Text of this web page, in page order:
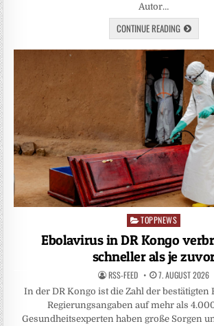
Autor…
CONTINUE READING
Posted
in
TOPPNEWS
Ebolavirus in DR Kongo
schneller als je
RSS-FEED 7. AUGUST 2026
In der DR Kongo ist die Zahl der bestätigten
Regierungsangaben auf mehr als
Gesundheitsexperten haben große Sorgen